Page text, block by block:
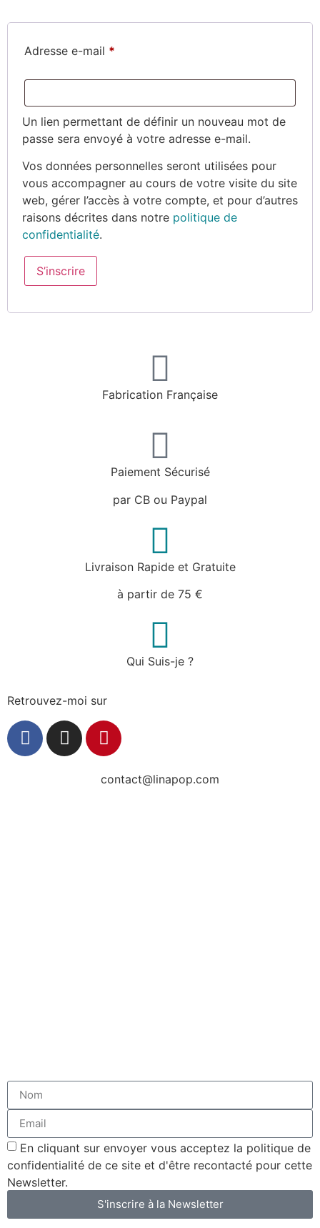
Adresse e-mail *
Un lien permettant de définir un nouveau mot de
passe sera envoyé à votre adresse e-mail.
Vos données personnelles seront utilisées pour
vous accompagner au cours de votre visite du site
web, gérer l’accès à votre compte, et pour d’autres
raisons décrites dans notre politique de
confidentialité.
S’inscrire
Fabrication Française
Paiement Sécurisé
par CB ou Paypal
Livraison Rapide et Gratuite
à partir de 75 €
Qui Suis-je ?
Retrouvez-moi sur
contact@linapop.com
En cliquant sur envoyer vous acceptez la politique de
confidentialité de ce site et d'être recontacté pour cette
Newsletter.
S'inscrire à la Newsletter